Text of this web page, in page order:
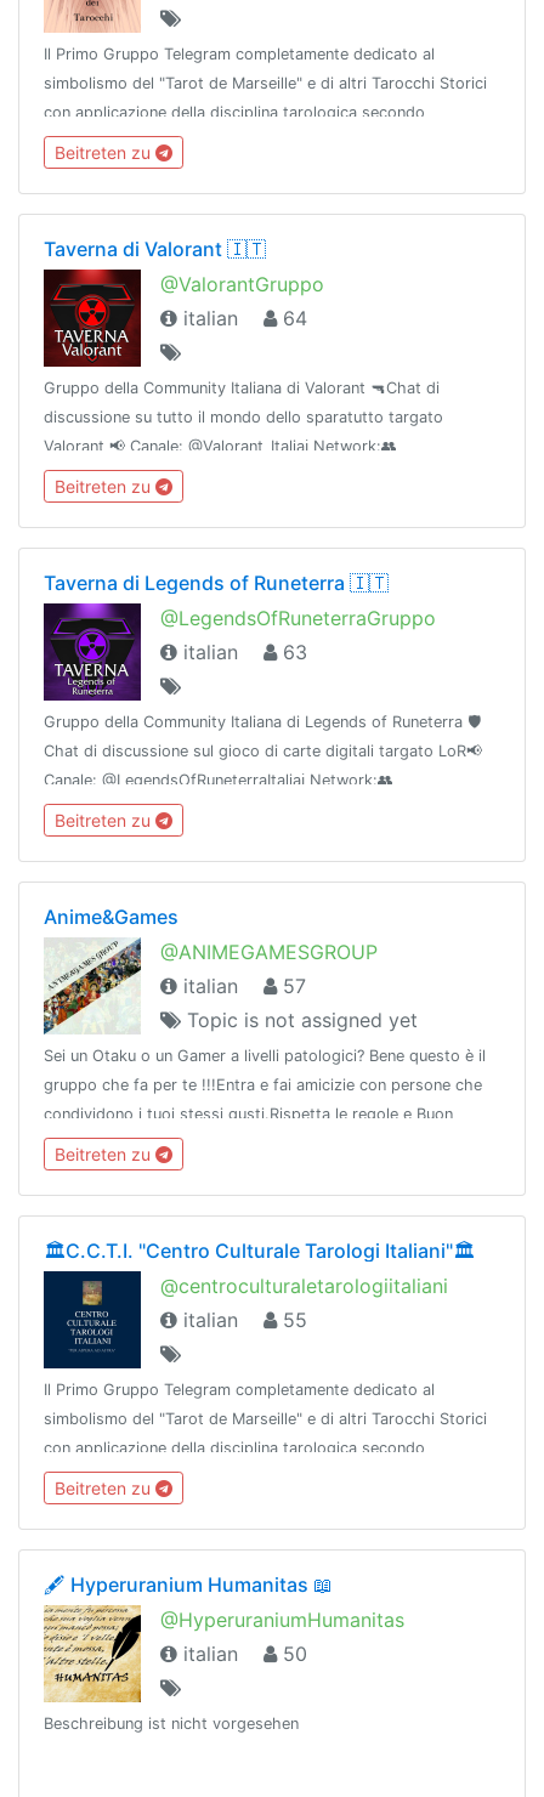
Il Primo Gruppo Telegram completamente dedicato al
simbolismo del "Tarot de Marseille" e di altri Tarocchi Storici
con applicazione della disciplina tarologica secondo
Camoin/Jodo©e Accademia dei Tarocchi Bozzelli©. No spam,
18+
Beitreten zu
Taverna di Valorant 🇮🇹
@ValorantGruppo
italian
64
Gruppo della Community Italiana di Valorant 🔫Chat di
discussione su tutto il mondo dello sparatutto targato
Valorant 📢 Canale: @Valorant_Italiaℹ Network:👥
@TavernaCommunity🎧 Discord: discord.gg/KkhxZPX🌐
Powered by @TavernaNetwork
Beitreten zu
Taverna di Legends of Runeterra 🇮🇹
@LegendsOfRuneterraGruppo
italian
63
Gruppo della Community Italiana di Legends of Runeterra 🛡
Chat di discussione sul gioco di carte digitali targato LoR📢
Canale: @LegendsOfRuneterraItaliaℹ Network:👥
@TavernaCommunity🎧 Discord: discord.gg/nbSDZBU🌐
Powered by @TavernaNetwork
Beitreten zu
Anime&Games
@ANIMEGAMESGROUP
italian
57
Topic is not assigned yet
Sei un Otaku o un Gamer a livelli patologici? Bene questo è il
gruppo che fa per te !!!Entra e fai amicizie con persone che
condividono i tuoi stessi gusti.Rispetta le regole e Buon
Divertimento!!!
Beitreten zu
🏛C.C.T.I. "Centro Culturale Tarologi Italiani"🏛
@centroculturaletarologiitaliani
italian
55
Il Primo Gruppo Telegram completamente dedicato al
simbolismo del "Tarot de Marseille" e di altri Tarocchi Storici
con applicazione della disciplina tarologica secondo
Camoin/Jodo©e Accademia dei Tarocchi Bozzelli©. No spam,
18+
Beitreten zu
🖋 Hyperuranium Humanitas 📖
@HyperuraniumHumanitas
italian
50
Beschreibung ist nicht vorgesehen